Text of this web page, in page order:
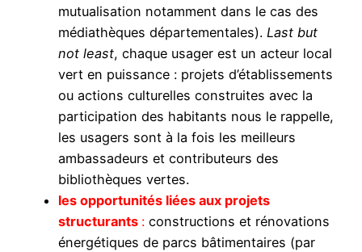
mutualisation notamment dans le cas des
médiathèques départementales). Last but
not least, chaque usager est un acteur local
vert en puissance : projets d’établissements
ou actions culturelles construites avec la
participation des habitants nous le rappelle,
les usagers sont à la fois les meilleurs
ambassadeurs et contributeurs des
bibliothèques vertes.
les opportunités liées aux projets
structurants : constructions et rénovations
énergétiques de parcs bâtimentaires (par